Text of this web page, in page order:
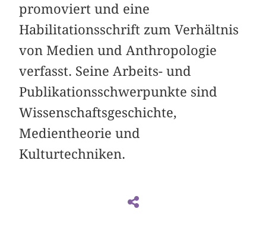
promoviert und eine
Habilitationsschrift zum Verhältnis
von Medien und Anthropologie
verfasst. Seine Arbeits- und
Publikationsschwerpunkte sind
Wissenschaftsgeschichte,
Medientheorie und
Kulturtechniken.